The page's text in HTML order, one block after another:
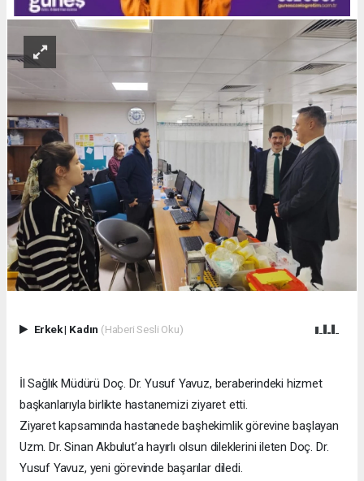
Erkek| Kadın (Haberi Sesli Oku)
İl Sağlık Müdürü Doç. Dr. Yusuf Yavuz, beraberindeki hizmet
başkanlarıyla birlikte hastanemizi ziyaret etti.
Ziyaret kapsamında hastanede başhekimlik görevine başlayan
Uzm. Dr. Sinan Akbulut’a hayırlı olsun dileklerini ileten Doç. Dr.
Yusuf Yavuz, yeni görevinde başarılar diledi.